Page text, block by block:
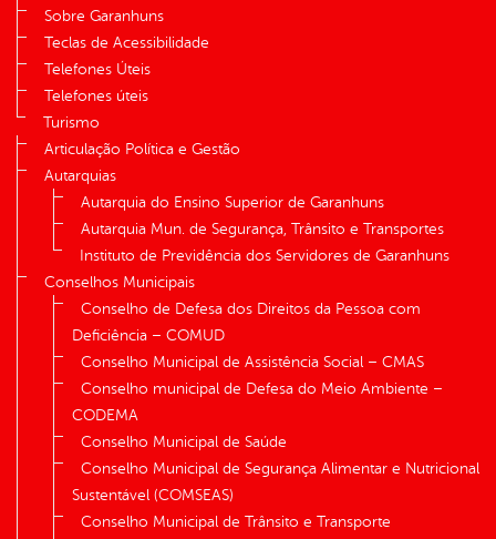
Sobre Garanhuns
Teclas de Acessibilidade
Telefones Úteis
Telefones úteis
Turismo
Articulação Política e Gestão
Autarquias
Autarquia do Ensino Superior de Garanhuns
Autarquia Mun. de Segurança, Trânsito e Transportes
Instituto de Previdência dos Servidores de Garanhuns
Conselhos Municipais
Conselho de Defesa dos Direitos da Pessoa com
Deficiência – COMUD
Conselho Municipal de Assistência Social – CMAS
Conselho municipal de Defesa do Meio Ambiente –
CODEMA
Conselho Municipal de Saúde
Conselho Municipal de Segurança Alimentar e Nutricional
Sustentável (COMSEAS)
Conselho Municipal de Trânsito e Transporte